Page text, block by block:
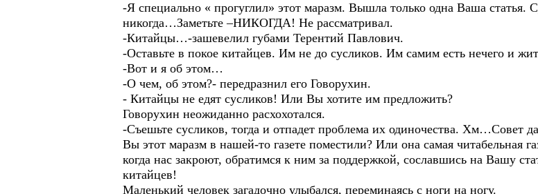
-Я специально « прогуглил» этот маразм. Вышла только одна Ваша статья.
никогда…Заметьте –НИКОГДА! Не рассматривал.
-Китайцы…-зашевелил губами Терентий Павлович.
-Оставьте в покое китайцев. Им не до сусликов. Им самим есть нечего и
-Вот и я об этом…
-О чем, об этом?- передразнил его Говорухин.
- Китайцы не едят сусликов! Или Вы хотите им предложить?
Говорухин неожиданно расхохотался.
-Съешьте сусликов, тогда и отпадет проблема их одиночества. Хм…Совет
Вы этот маразм в нашей-то газете поместили? Или она самая читабельная
когда нас закроют, обратимся к ним за поддержкой, сославшись на Вашу
китайцев!
Маленький человек загадочно улыбался, переминаясь с ноги на ногу.